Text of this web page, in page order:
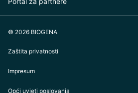
© 2026 BIOGENA
Zaštita privatnosti
Impresum
Opći uvjeti poslovanja